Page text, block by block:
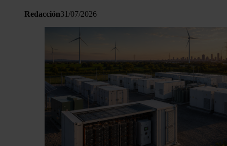
Redacción31/07/2026